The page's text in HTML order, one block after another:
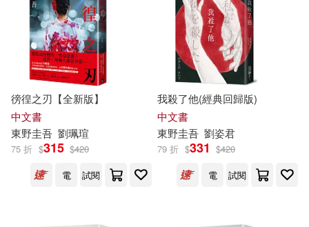
徬徨之刃【全新版】
中文書
東野圭吾 劉珮瑄
75 折 $315 $420
電
試閱
我殺了他(經典回歸版)
中文書
東野圭吾 劉姿君
79 折 $331 $420
電
試閱